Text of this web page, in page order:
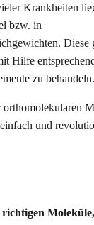
Krankheiten
bzw. in
Diese
Hilfe
zu behandeln.
orthomolekularen
und
richtigen Moleküle,